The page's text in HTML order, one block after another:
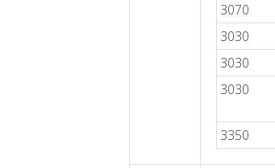
3070
3030
3030
3030
3350